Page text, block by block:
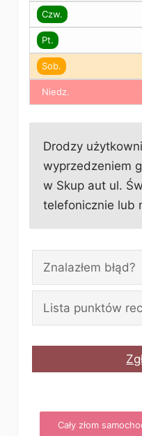
Czw.
Pt.
Sob.
Niedz.
Drodzy
wyprzedzeniem
w Skup aut ul.
telefonicznie lub
Znalazłem błąd?
Lista punktów
Cały złom